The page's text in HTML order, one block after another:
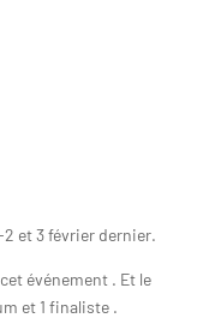
2 et 3 février dernier.
événement . Et le
et 1 finaliste .